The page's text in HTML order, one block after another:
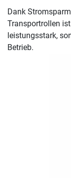
Dank
Transportrollen
leistungsstark,
Betrieb.